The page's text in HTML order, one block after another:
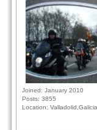
Joined: January 2010
Posts: 3855
Location: Valladolid,Galicia